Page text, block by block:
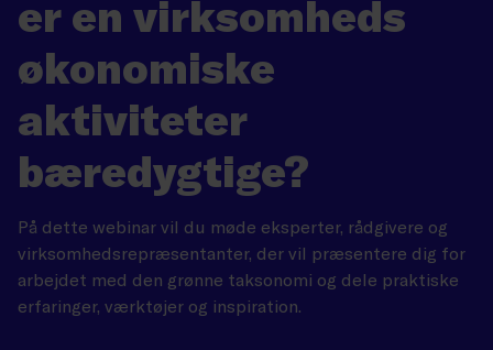
er en virksomheds
økonomiske
aktiviteter
bæredygtige?
På dette webinar vil du møde eksperter, rådgivere og
virksomhedsrepræsentanter, der vil præsentere dig for
arbejdet med den grønne taksonomi og dele praktiske
erfaringer, værktøjer og inspiration.